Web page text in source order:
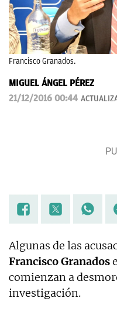
Francisco Granados.
MIGUEL ÁNGEL PÉREZ
21/12/2016 00:44
Algunas de las
Francisco Granados
comienzan a
investigación.